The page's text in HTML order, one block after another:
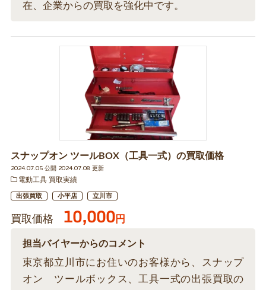
在、企業からの買取を強化中です。
スナップオン ツールBOX（工具一式）の買取価格
2024.07.05 公開 2024.07.08 更新
電動工具 買取実績
出張買取 小平店 立川市
買取価格 10,000円
担当バイヤーからのコメント
東京都立川市にお住いのお客様から、スナップ
オン ツールボックス、工具一式の出張買取の